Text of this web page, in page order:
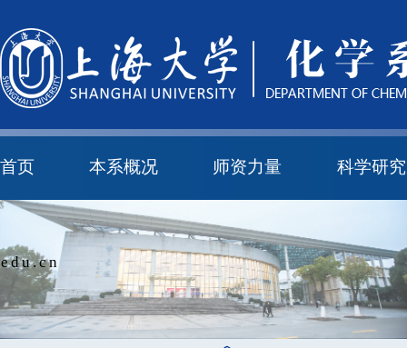
首页 本系概况
本系简介
机构设置
本科培养委员会
教学与科研研究所
化学实验中心
师资力量 科学研究